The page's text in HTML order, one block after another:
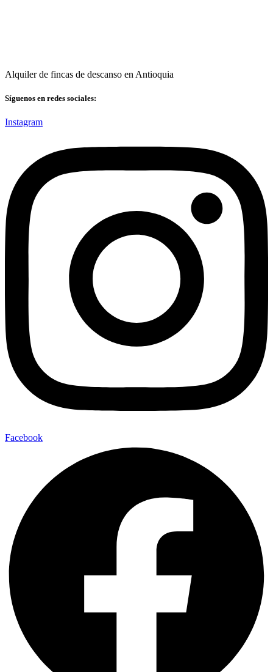
Alquiler de fincas de descanso en Antioquia
Síguenos en redes sociales:
Instagram
Facebook